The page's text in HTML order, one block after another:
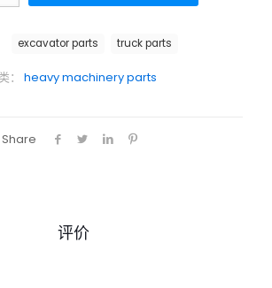
： heavy machinery parts
excavator parts truck parts
Share
评价